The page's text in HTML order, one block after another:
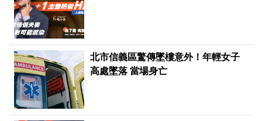
北市信義區驚傳墜樓意外！年輕女子
高處墜落 當場身亡